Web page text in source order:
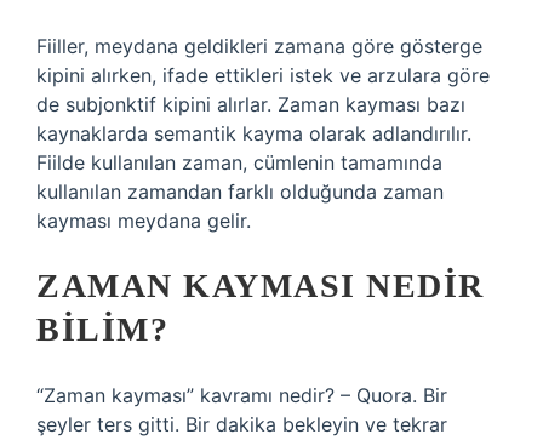
Fiiller, meydana geldikleri zamana göre gösterge
kipini alırken, ifade ettikleri istek ve arzulara göre
de subjonktif kipini alırlar. Zaman kayması bazı
kaynaklarda semantik kayma olarak adlandırılır.
Fiilde kullanılan zaman, cümlenin tamamında
kullanılan zamandan farklı olduğunda zaman
kayması meydana gelir.
ZAMAN KAYMASI NEDIR
BILIM?
“Zaman kayması” kavramı nedir? – Quora. Bir
şeyler ters gitti. Bir dakika bekleyin ve tekrar